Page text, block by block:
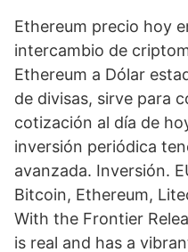
Ethereum precio hoy
intercambio de
Ethereum a Dólar
de divisas, sirve para
cotización al día de
inversión periódica
avanzada. Inversión.
Bitcoin, Ethereum,
With the Frontier
is real and has a